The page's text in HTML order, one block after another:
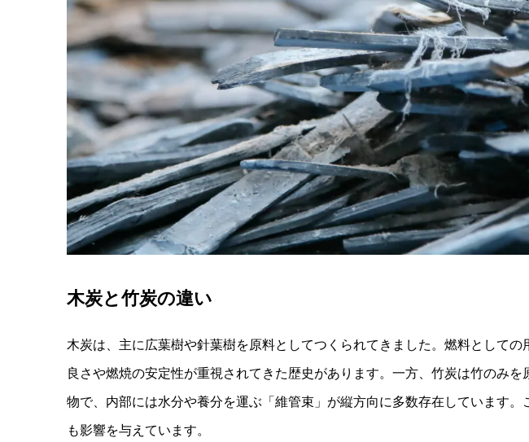
木炭と竹炭の違い
木炭は、主に広葉樹や針葉樹を原料としてつくられてきました。燃料として
良さや燃焼の安定性が重視されてきた歴史があります。一方、竹炭は竹のみ
物で、内部には水分や養分を運ぶ「維管束」が縦方向に多数存在しています。
も影響を与えています。